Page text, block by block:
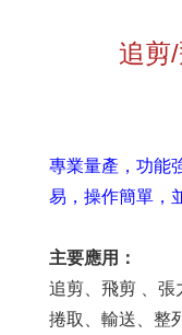
追剪
專業量產，功能
易，操作簡單，
主要應用：
追剪、飛剪 、張
捲取、輸送、整